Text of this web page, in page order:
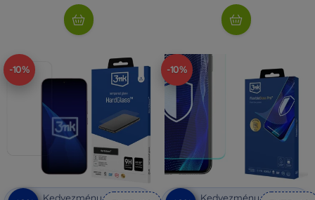
-10% -10%